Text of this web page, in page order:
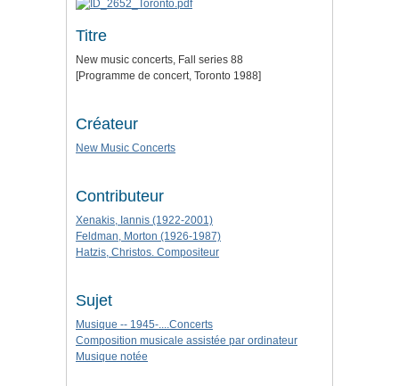
Titre
New music concerts, Fall series 88
[Programme de concert, Toronto 1988]
Créateur
New Music Concerts
Contributeur
Xenakis, Iannis (1922-2001)
Feldman, Morton (1926-1987)
Hatzis, Christos. Compositeur
Sujet
Musique -- 1945-....Concerts
Composition musicale assistée par ordinateur
Musique notée